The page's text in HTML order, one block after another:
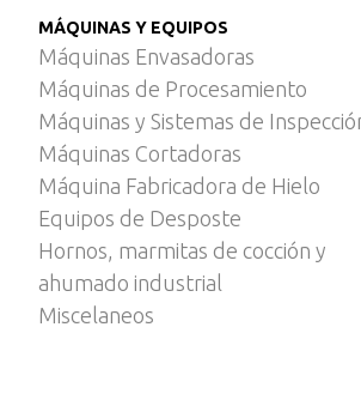
MÁQUINAS Y EQUIPOS
Máquinas Envasadoras
Máquinas de Procesamiento
Máquinas y Sistemas de
Máquinas Cortadoras
Máquina Fabricadora de Hielo
Equipos de Desposte
Hornos, marmitas de cocción y
ahumado industrial
Miscelaneos